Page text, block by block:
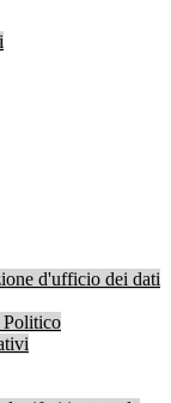
d'ufficio dei dati